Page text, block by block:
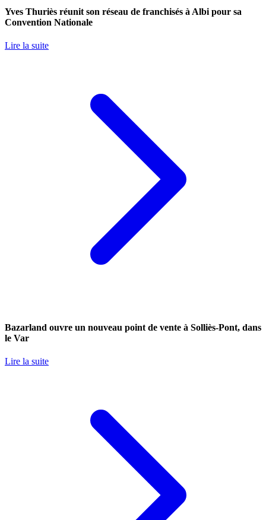
Yves Thuriès réunit son réseau de franchisés à Albi pour sa
Convention Nationale
Lire la suite
Bazarland ouvre un nouveau point de vente à Solliès-Pont, dans
le Var
Lire la suite